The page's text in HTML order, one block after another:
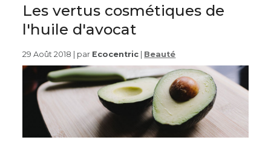
Les vertus cosmétiques de
l'huile d'avocat
29 Août 2018 | par Ecocentric Beauté